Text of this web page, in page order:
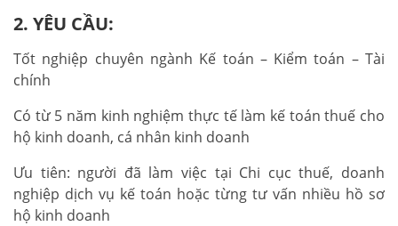
2. YÊU CẦU:
Tốt nghiệp chuyên ngành Kế toán – Kiểm toán – Tài
chính
Có từ 5 năm kinh nghiệm thực tế làm kế toán thuế cho
hộ kinh doanh, cá nhân kinh doanh
Ưu tiên: người đã làm việc tại Chi cục thuế, doanh
nghiệp dịch vụ kế toán hoặc từng tư vấn nhiều hồ sơ
hộ kinh doanh